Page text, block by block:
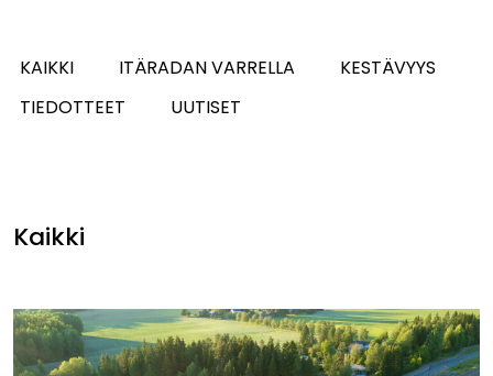
KAIKKI ITÄRADAN VARRELLA
KESTÄVYYS
TIEDOTTEET
UUTISET
Kaikki